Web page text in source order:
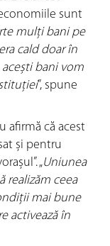
sunt
mulţi bani pe
cald doar în
bani vom
”, spune
afirmă că acest
și pentru
„Uniunea
realizăm ceea
mai bune
activează în